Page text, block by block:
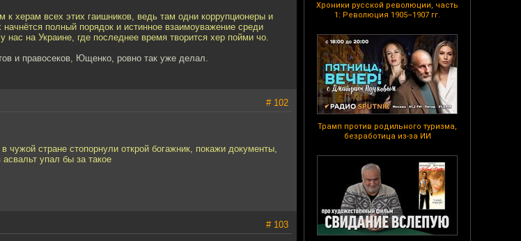
Хроники русской революции, часть
1: Революция 1905–1907 гг.
Трамп против родильного туризма,
безработица из-за ИИ
херам всех этих гаишников, ведь там одни коррупционеры и
полный порядок и истинное взаимоуважение среди
нас на Украине, где последнее время творится хер пойми чо.
и правосеков, Ющенко, ровно так уже делал.
# 102
чужой стране стопорнули открой богажник, покажи документы,
упал бы за такое
# 103